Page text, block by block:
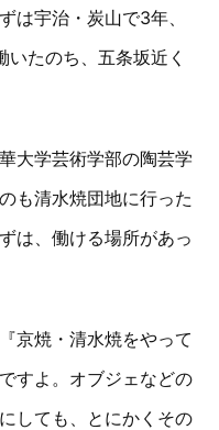
は宇治・炭山で3年、
たのち、五条坂近く
大学芸術学部の陶芸学
も清水焼団地に行った
は、働ける場所があっ
京焼・清水焼をやって
すよ。オブジェなどの
しても、とにかくその